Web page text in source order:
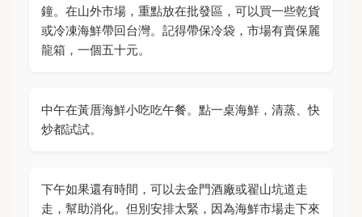
鐘。在山外市場，重點放在批發區，可以買一些乾貨
或冷凍海鮮帶回台灣。記得帶保冷袋，市場有賣保麗
龍箱，一個五十元。
中午在黃厝海鮮小吃吃午餐。點一桌海鮮，清蒸、快
炒都試試。
下午如果還有時間，可以去金門酒廠或翟山坑道走
走，幫助消化。但別安排太緊，因為海鮮市場走下來